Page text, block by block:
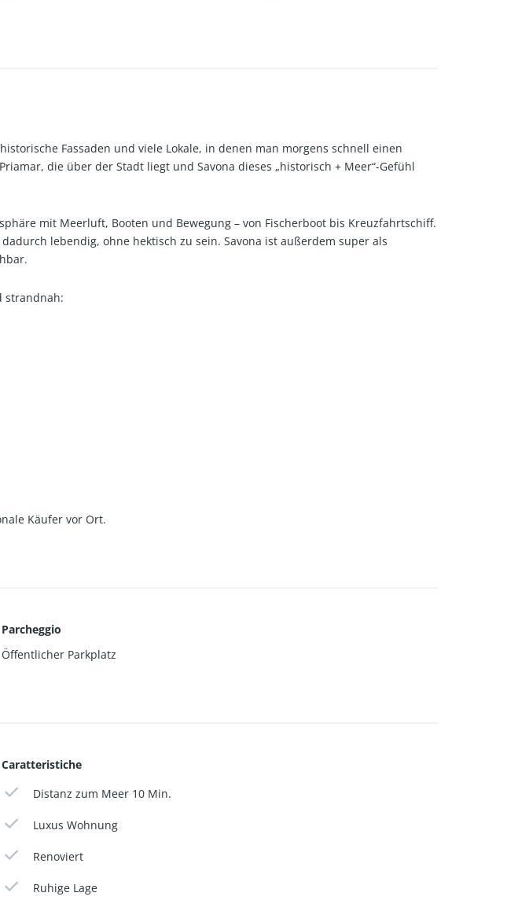
Fassaden und viele Lokale, in denen man morgens schnell einen
die über der Stadt liegt und Savona dieses „historisch + Meer“-Gefühl
mit Meerluft, Booten und Bewegung – von Fischerboot bis Kreuzfahrtschiff.
lebendig, ohne hektisch zu sein. Savona ist außerdem super als
strandnah:
Käufer vor Ort.
Parcheggio
Öffentlicher Parkplatz
Caratteristiche
Distanz zum Meer 10 Min.
Luxus Wohnung
Renoviert
Ruhige Lage